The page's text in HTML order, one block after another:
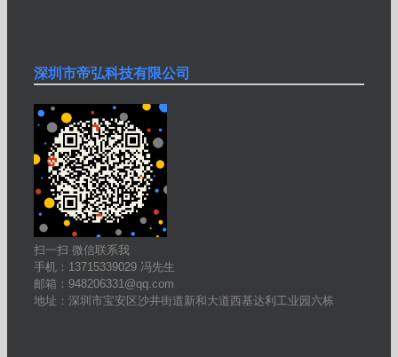
深圳市帝弘科技有限公司
扫一扫 微信联系我
手机：13715339029 冯先生
邮箱：948206331@qq.com
地址：深圳市宝安区沙井街道新和大道西基达利工业园六栋